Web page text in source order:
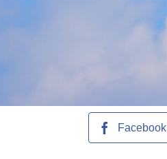
Facebook